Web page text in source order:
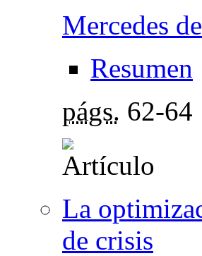
Mercedes
Resumen
págs. 62-64
La
de crisis